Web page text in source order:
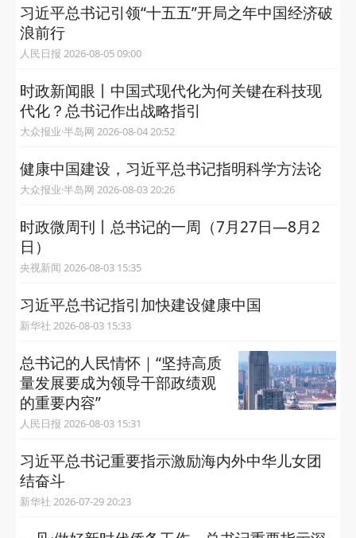
习近平总书记引领“十五五”开局之年中国经济破
浪前行
人民日报 2026-08-05 09:00
时政新闻眼丨中国式现代化为何关键在科技现
代化？总书记作出战略指引
大众报业·半岛网 2026-08-04 20:52
健康中国建设，习近平总书记指明科学方法论
大众报业·半岛网 2026-08-03 20:26
时政微周刊丨总书记的一周（7月27日—8月2
日）
央视新闻 2026-08-03 15:35
习近平总书记指引加快建设健康中国
新华社 2026-08-03 15:33
总书记的人民情怀｜“坚持高质
量发展要成为领导干部政绩观
的重要内容”
人民日报 2026-08-03 15:31
习近平总书记重要指示激励海内外中华儿女团
结奋斗
新华社 2026-07-29 20:23